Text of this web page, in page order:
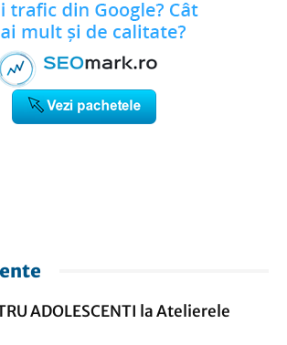
ADOLESCENTI la Atelierele